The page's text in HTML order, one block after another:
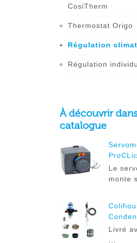
CosiTherm
Thermostat Origo
Régulation
Régulation
À découvrir
catalogue
Le
monte
Livré